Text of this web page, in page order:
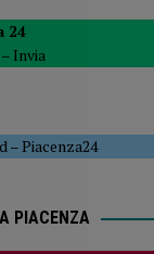
2026 ] Tennistavolo –
24
Invia
–Piacenza24
PIACENZA